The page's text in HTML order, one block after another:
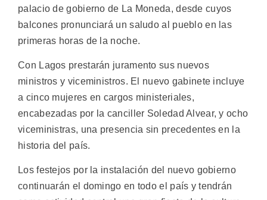
palacio de gobierno de La Moneda, desde cuyos
balcones pronunciará un saludo al pueblo en las
primeras horas de la noche.
Con Lagos prestarán juramento sus nuevos
ministros y viceministros. El nuevo gabinete incluye
a cinco mujeres en cargos ministeriales,
encabezadas por la canciller Soledad Alvear, y ocho
viceministras, una presencia sin precedentes en la
historia del país.
Los festejos por la instalación del nuevo gobierno
continuarán el domingo en todo el país y tendrán